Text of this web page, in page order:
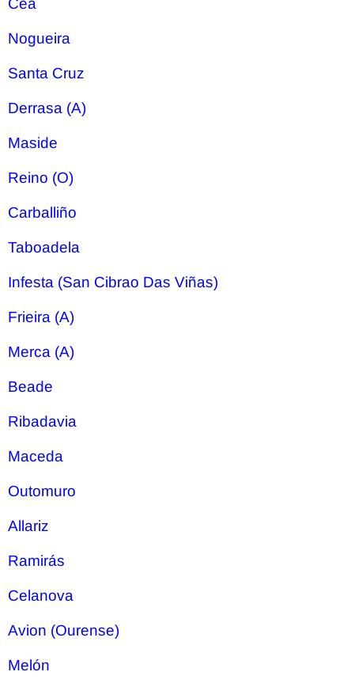
Cea
Nogueira
Santa Cruz
Derrasa (A)
Maside
Reino (O)
Carballiño
Taboadela
Infesta (San Cibrao Das Viñas)
Frieira (A)
Merca (A)
Beade
Ribadavia
Maceda
Outomuro
Allariz
Ramirás
Celanova
Avion (Ourense)
Melón